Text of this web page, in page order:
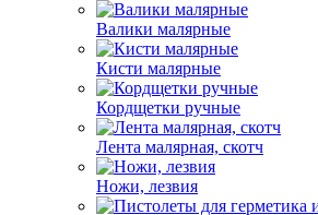
Валики малярные
Кисти малярные
Кордщетки ручные
Лента малярная, скотч
Ножи, лезвия